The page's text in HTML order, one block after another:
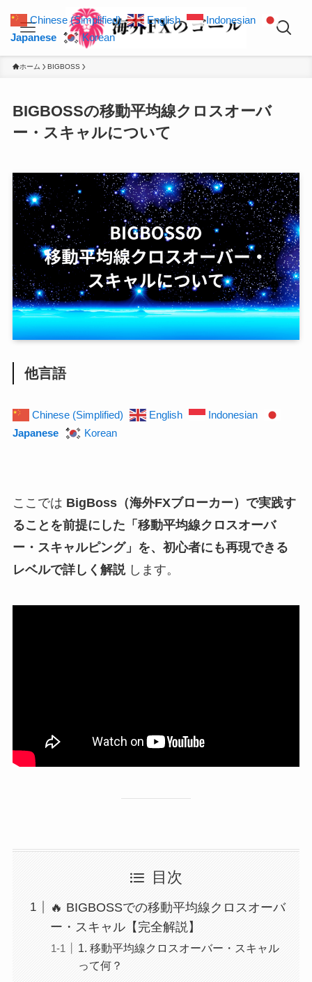
ホーム BIGBOSS
BIGBOSSの移動平均線クロスオーバ
ー・スキャルについて
他言語
Chinese (Simplified) English
Indonesian
Japanese
Korean
ここでは BigBoss（海外FXブローカー）で実践す
ることを前提にした「移動平均線クロスオーバ
ー・スキャルピング」を、初心者にも再現できる
レベルで詳しく解説します。
目次
🔥 BIGBOSSでの移動平均線クロスオーバ
ー・スキャル【完全解説】
1. 移動平均線クロスオーバー・スキャル
って何？
Chinese (Simplified) English
Indonesian
Japanese
Korean